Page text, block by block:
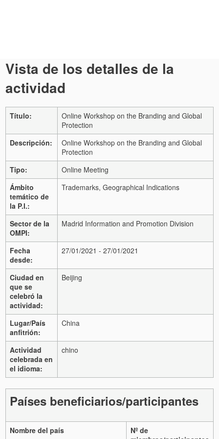
Vista de los detalles de la
actividad
Título:
Online Workshop on the Branding and Global
Protection
Descripción:
Online Workshop on the Branding and Global
Protection
Tipo:
Online Meeting
Ámbito
temático de
la P.I.:
Trademarks, Geographical Indications
Sector de la
OMPI:
Madrid Information and Promotion Division
Fecha
desde:
27/01/2021 - 27/01/2021
Ciudad en
que se
celebró la
actividad:
Beijing
Lugar/País
anfitrión:
China
Actividad
celebrada en
el idioma:
chino
Países beneficiarios/participantes
Nombre del país
Nº de